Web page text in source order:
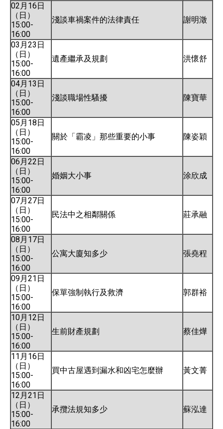
02月16日
（日）
15:00-
16:00
淺談車禍案件的法律責任 謝明澂
03月23日
（日）
15:00-
16:00
遺產繼承及規劃 洪懷舒
04月13日
（日）
15:00-
16:00
淺談職場性騷擾 陳寶華
05月18日
（日）
15:00-
16:00
關於「霸凌」那些重要的小事 陳姿穎
06月22日
（日）
15:00-
16:00
婚姻大小事 涂欣成
07月27日
（日）
15:00-
16:00
民法中之相鄰關係 莊承融
08月17日
（日）
15:00-
16:00
公寓大廈知多少 張堯程
09月21日
（日）
15:00-
16:00
保單強制執行及救濟 郭群裕
10月12日
（日）
15:00-
16:00
生前財產規劃 蔡佳燁
11月16日
（日）
15:00-
16:00
買中古屋遇到漏水和凶宅怎麼辦 黃文菁
12月21日
（日）
15:00-
16:00
承攬法規知多少 蘇泓達